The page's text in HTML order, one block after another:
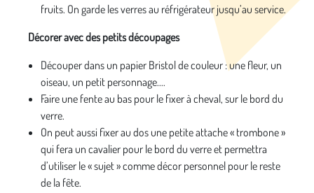
fruits. On garde les verres au réfrigérateur jusqu’au service.
Décorer avec des petits découpages
Découper dans un papier Bristol de couleur : une fleur, un
oiseau, un petit personnage....
Faire une fente au bas pour le fixer à cheval, sur le bord du
verre.
On peut aussi fixer au dos une petite attache « trombone »
qui fera un cavalier pour le bord du verre et permettra
d’utiliser le « sujet » comme décor personnel pour le reste
de la fête.